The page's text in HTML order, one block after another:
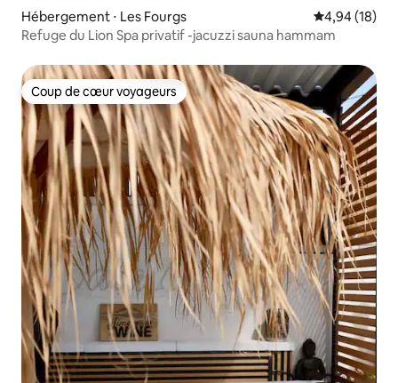
Hébergement ⋅ Les Fourgs Évaluation
4,94 (18)
Refuge du Lion Spa privatif -jacuzzi sauna hammam
Coup de cœur voyageurs
Coup de cœur voyageurs